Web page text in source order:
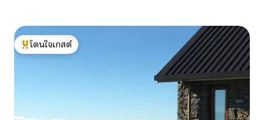
โดนใจเกสต์ที่สุด
โดนใจเกสต์